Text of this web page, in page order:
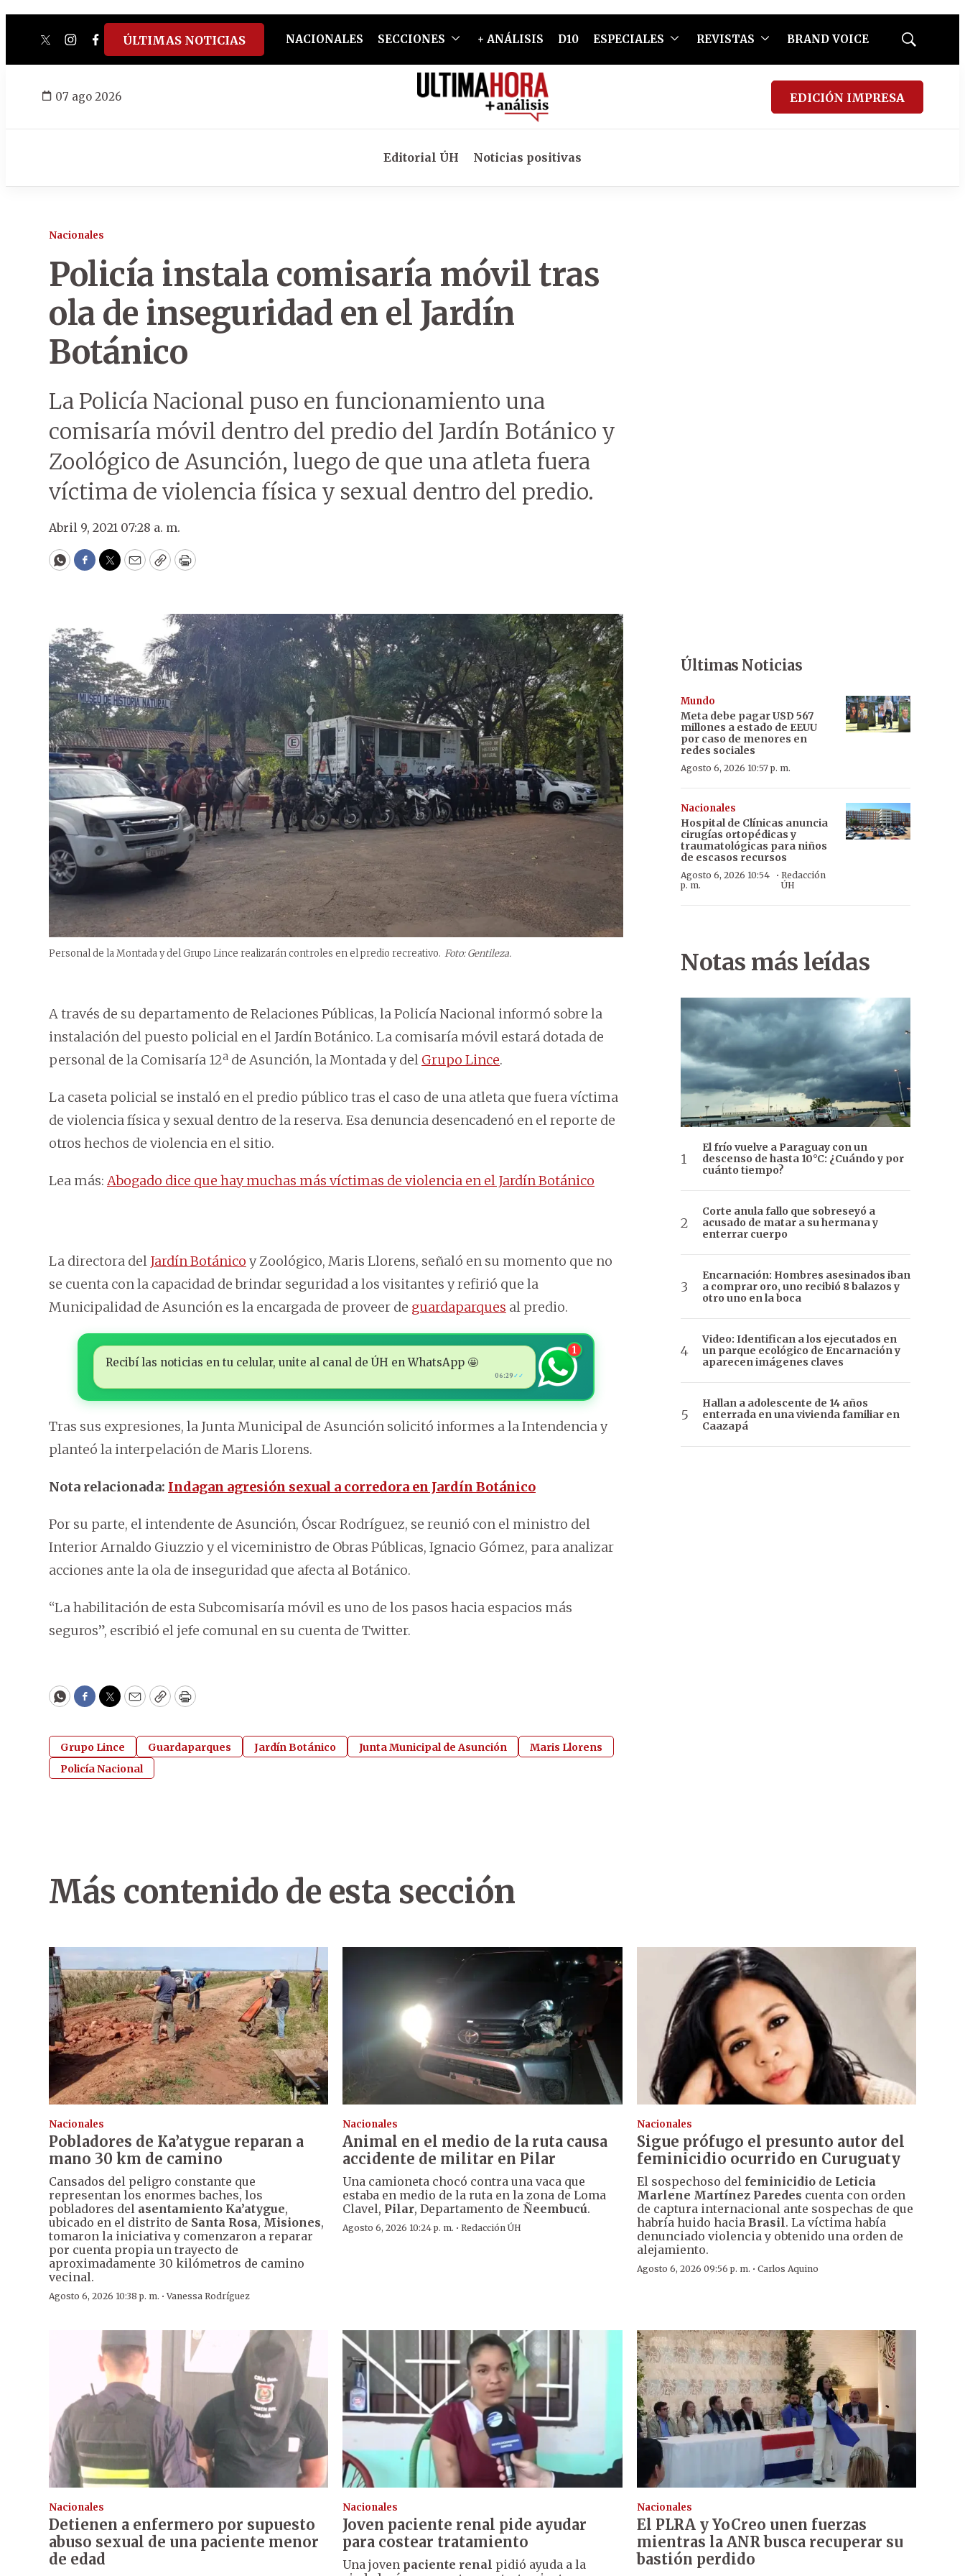
twitterinstagram
facebook
tiktokyoutube
spotify
ÚLTIMAS NOTICIAS NACIONALES SECCIONES + ANÁLISIS D10 ESPECIALES REVISTAS BRAND VOICE
Mostrar
07 ago 2026 EDICIÓN IMPRESA
Editorial ÚH Noticias positivas
Nacionales
Policía instala comisaría móvil tras
ola de inseguridad en el Jardín
Botánico
La Policía Nacional puso en funcionamiento una
comisaría móvil dentro del predio del Jardín Botánico y
Zoológico de Asunción, luego de que una atleta fuera
víctima de violencia física y sexual dentro del predio.
Abril 9, 2021 07:28 a. m.
WhatsApp
Facebook
Twitter
EmailCopyPrint
Personal de la Montada y del Grupo Lince realizarán controles en el predio recreativo. Foto: Gentileza.
A través de su departamento de Relaciones Públicas, la Policía Nacional informó sobre la
instalación del puesto policial en el Jardín Botánico. La comisaría móvil estará dotada de
personal de la Comisaría 12ª de Asunción, la Montada y del Grupo Lince.
La caseta policial se instaló en el predio público tras el caso de una atleta que fuera víctima
de violencia física y sexual dentro de la reserva. Esa denuncia desencadenó en el reporte de
otros hechos de violencia en el sitio.
Lea más: Abogado dice que hay muchas más víctimas de violencia en el Jardín Botánico
La directora del Jardín Botánico y Zoológico, Maris Llorens, señaló en su momento que no
se cuenta con la capacidad de brindar seguridad a los visitantes y refirió que la
Municipalidad de Asunción es la encargada de proveer de guardaparques al predio.
Recibí las noticias en tu celular, unite al canal de ÚH en WhatsApp 🤩
06:29 ✓✓
1
Tras sus expresiones, la Junta Municipal de Asunción solicitó informes a la Intendencia y
planteó la interpelación de Maris Llorens.
Nota relacionada: Indagan agresión sexual a corredora en Jardín Botánico
Por su parte, el intendente de Asunción, Óscar Rodríguez, se reunió con el ministro del
Interior Arnaldo Giuzzio y el viceministro de Obras Públicas, Ignacio Gómez, para analizar
acciones ante la ola de inseguridad que afecta al Botánico.
“La habilitación de esta Subcomisaría móvil es uno de los pasos hacia espacios más
seguros”, escribió el jefe comunal en su cuenta de Twitter.
WhatsApp
Facebook
Twitter
EmailCopyPrint
Grupo Lince Guardaparques Jardín Botánico Junta Municipal de Asunción
Maris Llorens
Policía Nacional
Últimas Noticias
Mundo
Meta debe pagar USD 567
millones a estado de EEUU
por caso de menores en
redes sociales
Agosto 6, 2026 10:57 p. m.
Nacionales
Hospital de Clínicas anuncia
cirugías ortopédicas y
traumatológicas para niños
de escasos recursos
Agosto 6, 2026 10:54
p. m.
· Redacción
ÚH
Notas más leídas
El frío vuelve a Paraguay con un
descenso de hasta 10°C: ¿Cuándo y por
cuánto tiempo?
Corte anula fallo que sobreseyó a
acusado de matar a su hermana y
enterrar cuerpo
Encarnación: Hombres asesinados iban
a comprar oro, uno recibió 8 balazos y
otro uno en la boca
Video: Identifican a los ejecutados en
un parque ecológico de Encarnación y
aparecen imágenes claves
Hallan a adolescente de 14 años
enterrada en una vivienda familiar en
Caazapá
Más contenido de esta sección
Nacionales
Pobladores de Ka’atygue reparan a
mano 30 km de camino
Cansados del peligro constante que
representan los enormes baches, los
pobladores del asentamiento Ka’atygue,
ubicado en el distrito de Santa Rosa, Misiones,
tomaron la iniciativa y comenzaron a reparar
por cuenta propia un trayecto de
aproximadamente 30 kilómetros de camino
vecinal.
Agosto 6, 2026 10:38 p. m. ·Vanessa Rodríguez
Nacionales
Animal en el medio de la ruta causa
accidente de militar en Pilar
Una camioneta chocó contra una vaca que
estaba en medio de la ruta en la zona de Loma
Clavel, Pilar, Departamento de Ñeembucú.
Agosto 6, 2026 10:24 p. m. ·Redacción ÚH
Nacionales
Sigue prófugo el presunto autor del
feminicidio ocurrido en Curuguaty
El sospechoso del feminicidiode Leticia
Marlene Martínez Paredes cuenta con orden
de captura internacional ante sospechas de que
habría huido hacia Brasil. La víctima había
denunciado violencia y obtenido una orden de
alejamiento.
Agosto 6, 2026 09:56 p. m. · Carlos Aquino
Nacionales
Detienen a enfermero por supuesto
abuso sexual de una paciente menor
de edad
Nacionales
Joven paciente renal pide ayudar
para costear tratamiento
Una joven paciente renal pidió ayuda a la
Nacionales
El PLRA y YoCreo unen fuerzas
mientras la ANR busca recuperar su
bastión perdido